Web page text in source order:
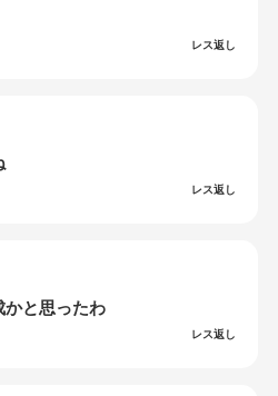
レス返し
レス返し
かと思ったわ
レス返し